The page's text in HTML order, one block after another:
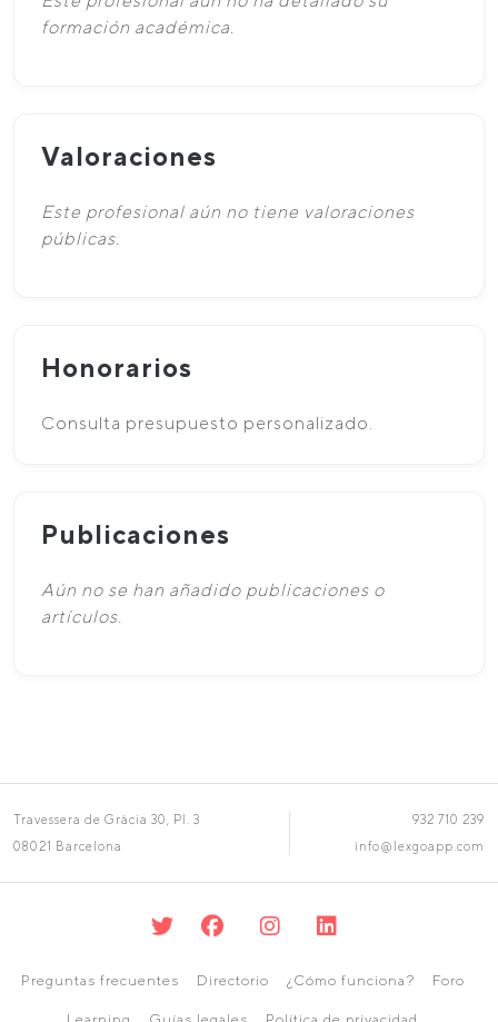
formación académica.
Valoraciones
Este profesional aún no tiene valoraciones
públicas.
Honorarios
Consulta presupuesto personalizado.
Publicaciones
Aún no se han añadido publicaciones o
artículos.
Travessera de Gràcia 30, Pl. 3
08021 Barcelona
932 710 239
info@lexgoapp.com
Preguntas frecuentes Directorio ¿Cómo funciona? Foro